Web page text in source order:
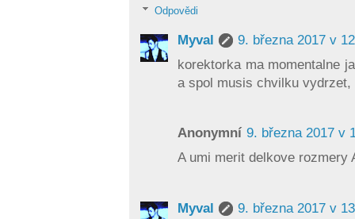
Odpovědi
Myval
9. března 2017 v
korektorka ma momentalne
a spol musis chvilku vydrzet,
Anonymní 9. března 2017 v
A umi merit delkove rozmery
Myval
9. března 2017 v